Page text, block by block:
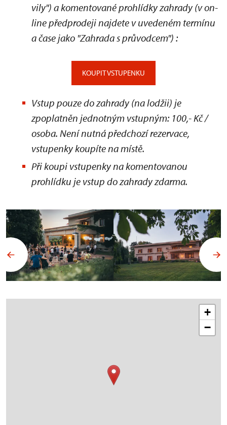
vily") a komentované prohlídky zahrady(v on-
line předprodeji najdete v uvedeném termínu
a čase jako "Zahrada s průvodcem") :
KOUPIT VSTUPENKU
Vstup pouze do zahrady (na lodžii) je
zpoplatněn jednotným vstupným: 100,- Kč /
osoba. Není nutná předchozí rezervace,
vstupenky koupíte na místě.
Při koupi vstupenky na komentovanou
prohlídku je vstup do zahrady zdarma.
+
−